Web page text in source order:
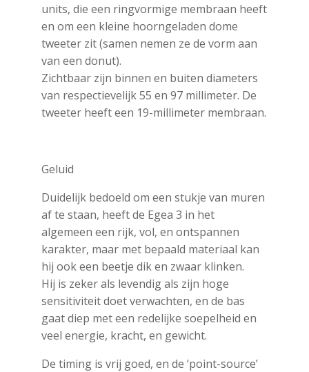
units, die een ringvormige membraan heeft
en om een kleine hoorngeladen dome
tweeter zit (samen nemen ze de vorm aan
van een donut).
Zichtbaar zijn binnen en buiten diameters
van respectievelijk 55 en 97 millimeter. De
tweeter heeft een 19-millimeter membraan.
Geluid
Duidelijk bedoeld om een stukje van muren
af te staan, heeft de Egea 3 in het
algemeen een rijk, vol, en ontspannen
karakter, maar met bepaald materiaal kan
hij ook een beetje dik en zwaar klinken.
Hij is zeker als levendig als zijn hoge
sensitiviteit doet verwachten, en de bas
gaat diep met een redelijke soepelheid en
veel energie, kracht, en gewicht.
De timing is vrij goed, en de ‘point-source’